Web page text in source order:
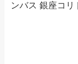
ンバス 銀座コリ